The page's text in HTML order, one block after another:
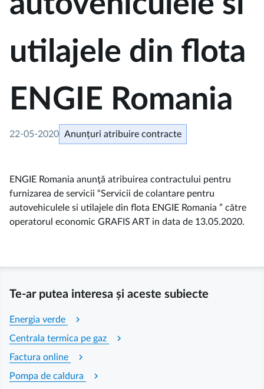
utilajele din flota
ENGIE Romania
22-05-2020 Anunțuri atribuire contracte
ENGIE Romania anunţă atribuirea contractului pentru
furnizarea de servicii “Servicii de colantare pentru
autovehiculele si utilajele din flota ENGIE Romania ” către
operatorul economic GRAFIS ART in data de 13.05.2020.
Te-ar putea interesa și aceste subiecte
Energia verde chevron_right
Centrala termica pe gaz chevron_right
Factura online chevron_right
Pompa de caldura chevron_right